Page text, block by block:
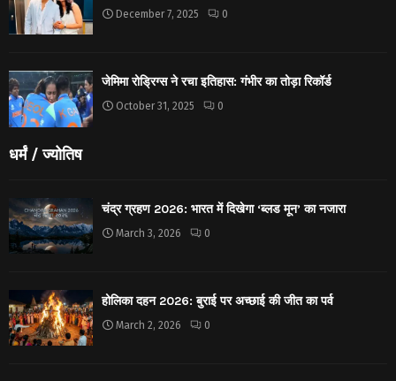
December 7, 2025 0
जेमिमा रोड्रिग्स ने रचा इतिहास: गंभीर का तोड़ा रिकॉर्ड
October 31, 2025 0
धर्मं / ज्योतिष
चंद्र ग्रहण 2026: भारत में दिखेगा ‘ब्लड मून’ का नजारा
March 3, 2026 0
होलिका दहन 2026: बुराई पर अच्छाई की जीत का पर्व
March 2, 2026 0